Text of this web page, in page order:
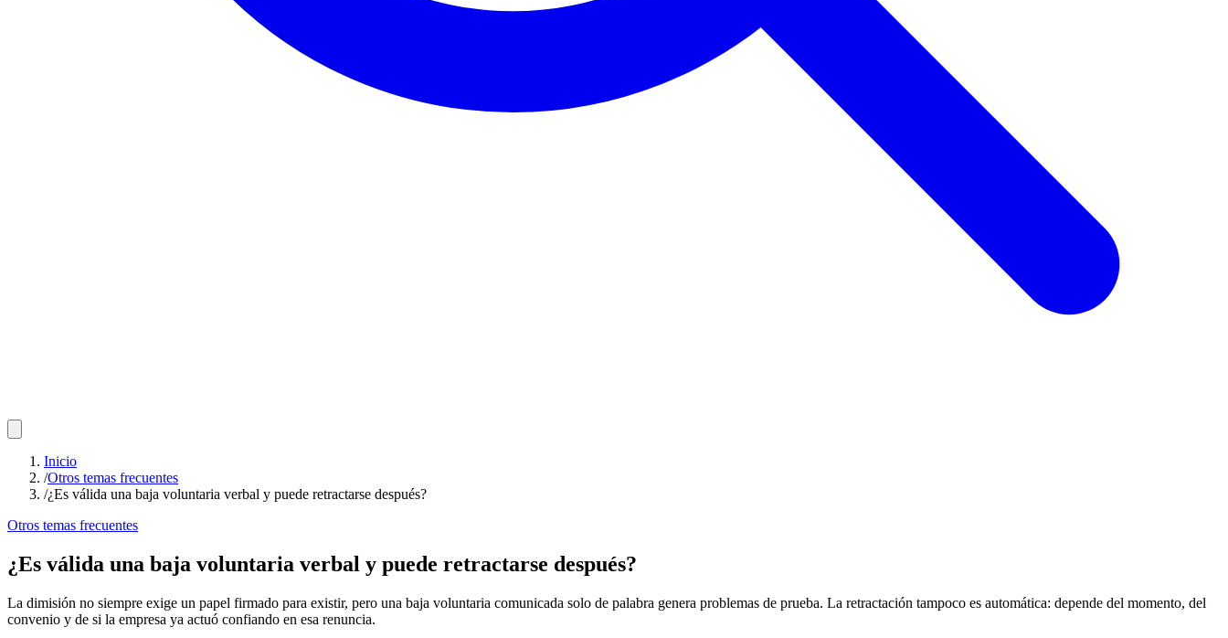
Inicio
/Otros temas frecuentes
/¿Es válida una baja voluntaria verbal y puede retractarse después?
Otros temas frecuentes
¿Es válida una baja voluntaria verbal y puede retractarse después?
La dimisión no siempre exige un papel firmado para existir, pero una baja voluntaria comunicada solo de palabra genera problemas de prueba. La retractación tampoco es automática: depende del momento, del
convenio y de si la empresa ya actuó confiando en esa renuncia.